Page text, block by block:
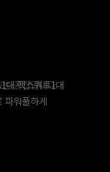
공간입니다.